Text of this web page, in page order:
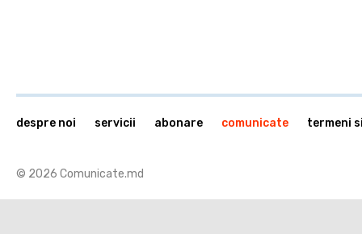
© 2026 Comunicate.md
despre noi servicii abonare comunicate termeni